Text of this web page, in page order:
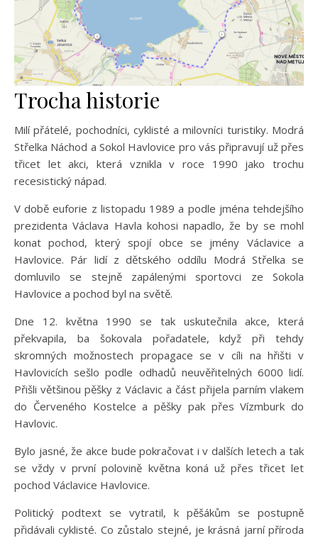
Trocha historie
Milí přátelé, pochodníci, cyklisté a milovníci turistiky. Modrá
Střelka Náchod a Sokol Havlovice pro vás připravují už přes
třicet let akci, která vznikla v roce 1990 jako trochu
recesistický nápad.
V době euforie z listopadu 1989 a podle jména tehdejšího
prezidenta Václava Havla kohosi napadlo, že by se mohl
konat pochod, který spojí obce se jmény Václavice a
Havlovice. Pár lidí z dětského oddílu Modrá Střelka se
domluvilo se stejně zapálenými sportovci ze Sokola
Havlovice a pochod byl na světě.
Dne 12. května 1990 se tak uskutečnila akce, která
překvapila, ba šokovala pořadatele, když při tehdy
skromných možnostech propagace se v cíli na hřišti v
Havlovicích sešlo podle odhadů neuvěřitelných 6000 lidí.
Přišli většinou pěšky z Václavic a část přijela parním vlakem
do Červeného Kostelce a pěšky pak přes Vízmburk do
Havlovic.
Bylo jasné, že akce bude pokračovat i v dalších letech a tak
se vždy v první polovině května koná už přes třicet let
pochod Václavice Havlovice.
Politický podtext se vytratil, k pěšákům se postupně
přidávali cyklisté. Co zůstalo stejné, je krásná jarní příroda